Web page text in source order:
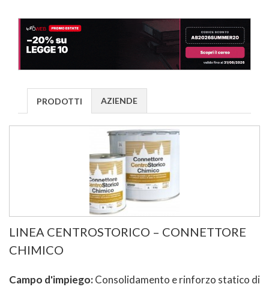
PRODOTTI AZIENDE
LINEA CENTROSTORICO – CONNETTORE
CHIMICO
Campo d'impiego:Consolidamento e rinforzo statico di